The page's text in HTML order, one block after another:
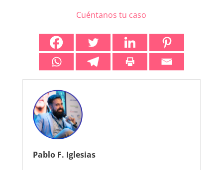
Cuéntanos tu caso
Pablo F. Iglesias